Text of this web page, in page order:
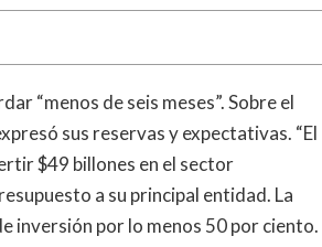
“menos de seis meses”. Sobre el
sus reservas y expectativas. “El
$49 billones en el sector
a su principal entidad. La
inversión por lo menos 50 por ciento.